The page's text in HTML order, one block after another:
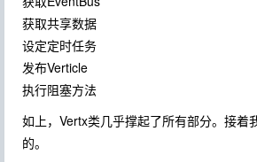
获取共享数据
设定定时任务
发布Verticle
执行阻塞方法
如上，Vertx类几乎撑起了所有部分。接着
的。